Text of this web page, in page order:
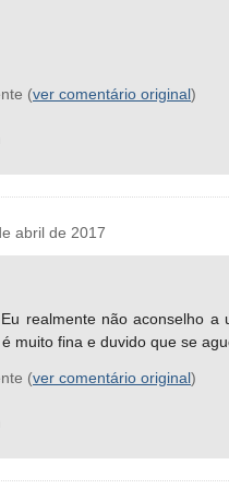
(ver comentário original)
abril de 2017
realmente não aconselho
muito fina e duvido que se
(ver comentário original)